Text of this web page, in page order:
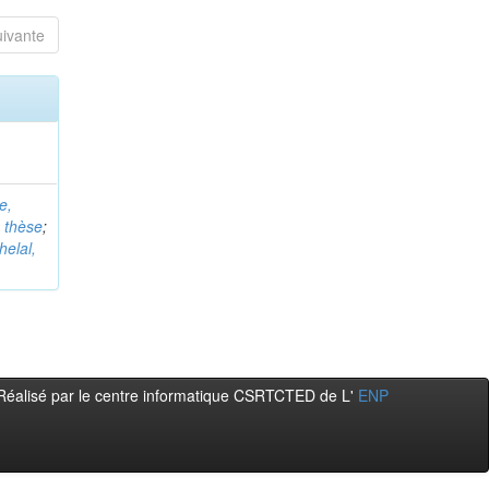
thèse;
par le centre informatique CSRTCTED de L' ENP